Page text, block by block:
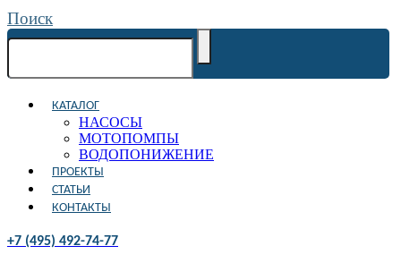
Поиск
КАТАЛОГ
НАСОСЫ
МОТОПОМПЫ
ВОДОПОНИЖЕНИЕ
ПРОЕКТЫ
СТАТЬИ
КОНТАКТЫ
+7 (495) 492-74-77